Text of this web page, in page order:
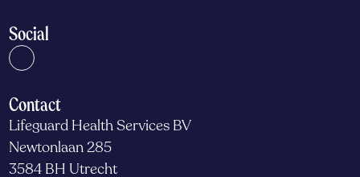
Social
Contact
Lifeguard Health Services BV
Newtonlaan 285
3584 BH Utrecht